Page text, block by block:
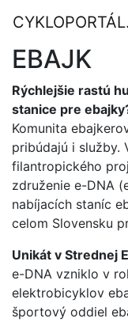
EBAJK
Rýchlejšie rastú
stanice pre
Komunita
pribúdajú i služby.
filantropického
združenie e-DNA
nabíjacích staníc
celom Slovensku
Unikát v Strednej
e-DNA vzniklo v
elektrobicyklov
športový oddiel